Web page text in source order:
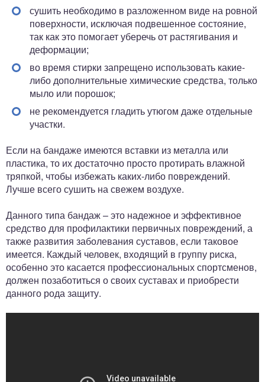
сушить необходимо в разложенном виде на ровной
поверхности, исключая подвешенное состояние,
так как это помогает уберечь от растягивания и
деформации;
во время стирки запрещено использовать какие-
либо дополнительные химические средства, только
мыло или порошок;
не рекомендуется гладить утюгом даже отдельные
участки.
Если на бандаже имеются вставки из металла или
пластика, то их достаточно просто протирать влажной
тряпкой, чтобы избежать каких-либо повреждений.
Лучше всего сушить на свежем воздухе.
Данного типа бандаж – это надежное и эффективное
средство для профилактики первичных повреждений, а
также развития заболевания суставов, если таковое
имеется. Каждый человек, входящий в группу риска,
особенно это касается профессиональных спортсменов,
должен позаботиться о своих суставах и приобрести
данного рода защиту.